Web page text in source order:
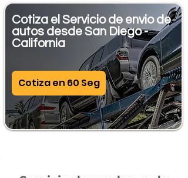
Cotiza en 60 Seg
Cotiza el Servicio de envio de
autos desde San Diego -
California